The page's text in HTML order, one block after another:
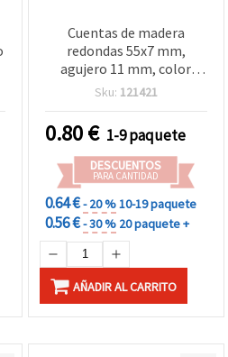
Cuentas de madera
redondas 55x7 mm,
agujero 11 mm, color
madera natural - 2 piezas
Sku: 121421
0.80€ 1-9 paquete
DESCUENTOS
PARA CANTIDAD
0.64 €- 20 %10-19 paquete
0.56 €- 30 % 20 paquete +
AÑADIR AL CARRITO